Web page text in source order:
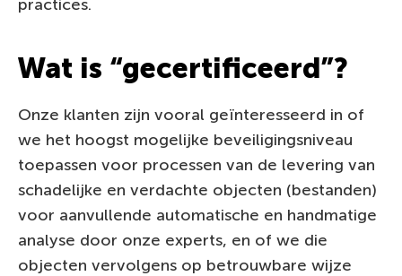
practices.
Wat is “gecertificeerd”?
Onze klanten zijn vooral geïnteresseerd in of
we het hoogst mogelijke beveiligingsniveau
toepassen voor processen van de levering van
schadelijke en verdachte objecten (bestanden)
voor aanvullende automatische en handmatige
analyse door onze experts, en of we die
objecten vervolgens op betrouwbare wijze